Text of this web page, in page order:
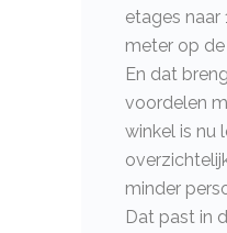
etages naar
meter op
En dat
voordelen
winkel is nu
minder
Dat past in